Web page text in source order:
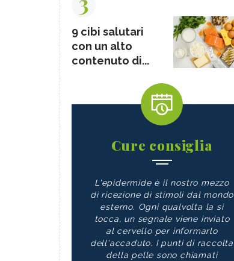
9 cibi salutari
con un alto
contenuto di...
Cure consiglia
L'epidermide è il nostro mezzo
di ricezione di stimoli dal mondo
esterno. Ogni qualvolta la si
tocca, un segnale viene inviato
al cervello per informarlo
dell'accaduto. I punti di raccolta
della pelle sono chiamati